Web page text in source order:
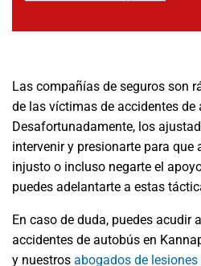
Las compañías de seguros son
de las víctimas de accidentes de
Desafortunadamente, los
intervenir y presionarte para que
injusto o incluso negarte el
puedes adelantarte a estas
En caso de duda, puedes acudir
accidentes de autobús en
y nuestros abogados de